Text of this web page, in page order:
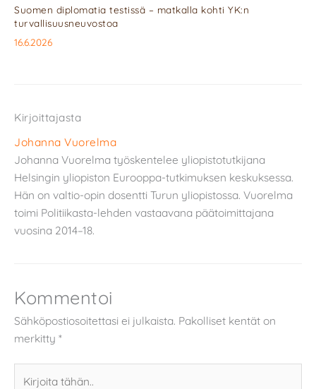
Suomen diplomatia testissä – matkalla kohti YK:n
turvallisuusneuvostoa
16.6.2026
Kirjoittajasta
Johanna Vuorelma
Johanna Vuorelma työskentelee yliopistotutkijana
Helsingin yliopiston Eurooppa-tutkimuksen keskuksessa.
Hän on valtio-opin dosentti Turun yliopistossa. Vuorelma
toimi Politiikasta-lehden vastaavana päätoimittajana
vuosina 2014–18.
Kommentoi
Sähköpostiosoitettasi ei julkaista. Pakolliset kentät on
merkitty *